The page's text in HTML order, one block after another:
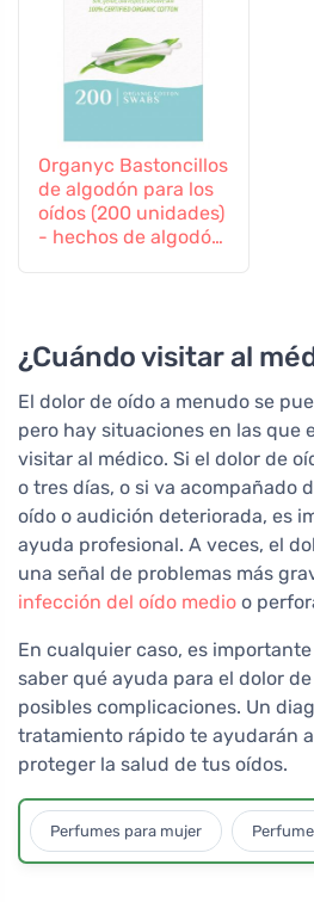
Organyc Bastoncillos
de algodón para los
oídos (200 unidades)
- hechos de algodón
¿Cuándo visitar al
El dolor de oído a menudo se
pero hay situaciones en las que
visitar al médico. Si el dolor de
o tres días, o si va acompañado
oído o audición deteriorada, es
ayuda profesional. A veces, el
una señal de problemas más
infección del oído medio o
En cualquier caso, es
saber qué ayuda para el dolor
posibles complicaciones. Un
tratamiento rápido te ayudarán
proteger la salud de tus oídos.
Perfumes para mujer